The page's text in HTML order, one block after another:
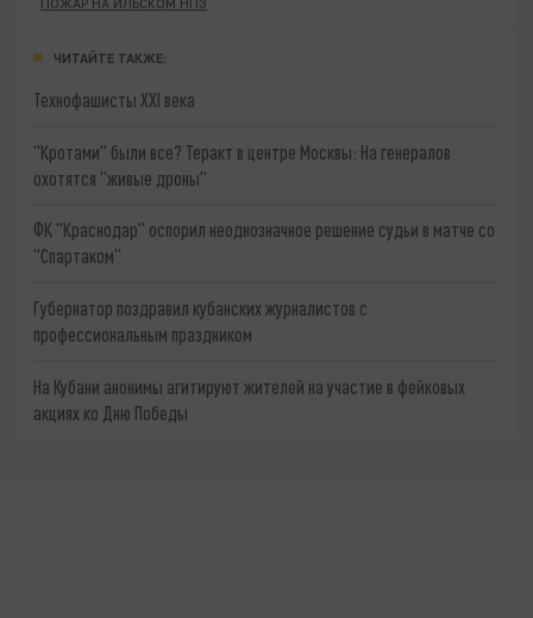
ПОЖАР НА ИЛЬСКОМ НПЗ
ЧИТАЙТЕ ТАКЖЕ:
Технофашисты XXI века
"Кротами" были все? Теракт в центре Москвы: На генералов
охотятся "живые дроны"
ФК "Краснодар" оспорил неоднозначное решение судьи в матче со
"Спартаком"
Губернатор поздравил кубанских журналистов с
профессиональным праздником
На Кубани анонимы агитируют жителей на участие в фейковых
акциях ко Дню Победы